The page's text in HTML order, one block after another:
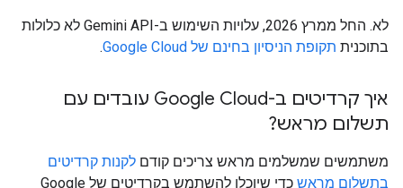
לא. החל ממרץ 2026, עלויות השימוש ב-Gemini API לא כלולות
בתוכנית תקופת הניסיון בחינם של Google Cloud .
איך קרדיטים ב-Google Cloud עובדים עם
תשלום מראש?
משתמשים שמשלמים מראש צריכים קודם לקנות קרדיטים
בתשלום מראש
כדי שיוכלו להשתמש בקרדיטים של Google